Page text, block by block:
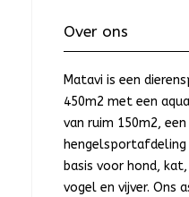
Over ons
Matavi is een
450m2 met een
van ruim 150m2,
hengelsportafdeling
basis voor hond, kat,
vogel en vijver. Ons